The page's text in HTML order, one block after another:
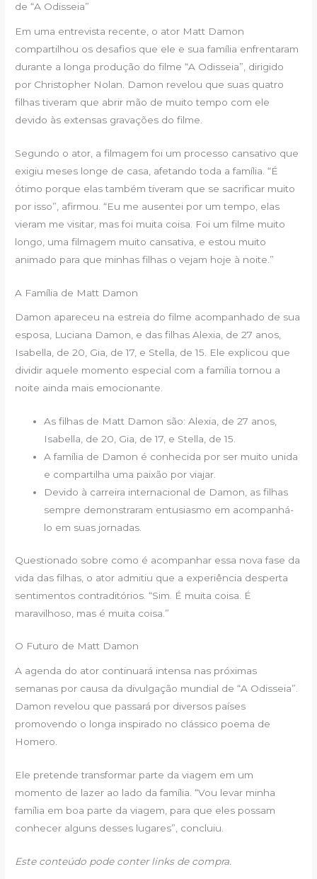
de “A Odisseia”
Em uma entrevista recente, o ator Matt Damon
compartilhou os desafios que ele e sua família enfrentaram
durante a longa produção do filme “A Odisseia”, dirigido
por Christopher Nolan. Damon revelou que suas quatro
filhas tiveram que abrir mão de muito tempo com ele
devido às extensas gravações do filme.
Segundo o ator, a filmagem foi um processo cansativo que
exigiu meses longe de casa, afetando toda a família. “É
ótimo porque elas também tiveram que se sacrificar muito
por isso”, afirmou. “Eu me ausentei por um tempo, elas
vieram me visitar, mas foi muita coisa. Foi um filme muito
longo, uma filmagem muito cansativa, e estou muito
animado para que minhas filhas o vejam hoje à noite.”
A Família de Matt Damon
Damon apareceu na estreia do filme acompanhado de sua
esposa, Luciana Damon, e das filhas Alexia, de 27 anos,
Isabella, de 20, Gia, de 17, e Stella, de 15. Ele explicou que
dividir aquele momento especial com a família tornou a
noite ainda mais emocionante.
As filhas de Matt Damon são: Alexia, de 27 anos,
Isabella, de 20, Gia, de 17, e Stella, de 15.
A família de Damon é conhecida por ser muito unida
e compartilha uma paixão por viajar.
Devido à carreira internacional de Damon, as filhas
sempre demonstraram entusiasmo em acompanhá-
lo em suas jornadas.
Questionado sobre como é acompanhar essa nova fase da
vida das filhas, o ator admitiu que a experiência desperta
sentimentos contraditórios. “Sim. É muita coisa. É
maravilhoso, mas é muita coisa.”
O Futuro de Matt Damon
A agenda do ator continuará intensa nas próximas
semanas por causa da divulgação mundial de “A Odisseia”.
Damon revelou que passará por diversos países
promovendo o longa inspirado no clássico poema de
Homero.
Ele pretende transformar parte da viagem em um
momento de lazer ao lado da família. “Vou levar minha
família em boa parte da viagem, para que eles possam
conhecer alguns desses lugares”, concluiu.
Este conteúdo pode conter links de compra.